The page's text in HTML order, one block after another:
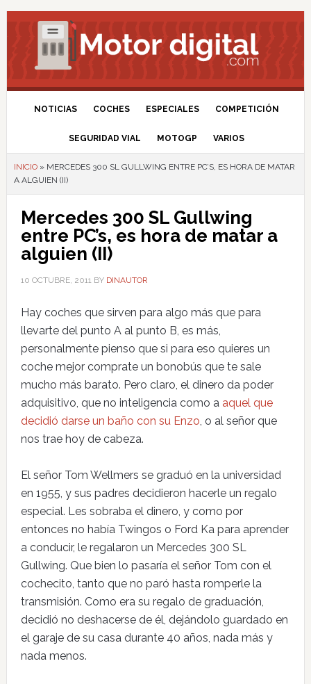
NOTICIAS COCHES ESPECIALES COMPETICIÓN
SEGURIDAD VIAL MOTOGP VARIOS
INICIO» MERCEDES 300 SL GULLWING ENTRE PC’S, ES HORA DE MATAR
A ALGUIEN (II)
Mercedes 300 SL Gullwing
entre PC’s, es hora de matar a
alguien (II)
10 OCTUBRE, 2011BY DINAUTOR
Hay coches que sirven para algo más que para
llevarte del punto A al punto B, es más,
personalmente pienso que si para eso quieres un
coche mejor comprate un bonobús que te sale
mucho más barato. Pero claro, el dinero da poder
adquisitivo, que no inteligencia como a aquel que
decidió darse un baño con su Enzo, o al señor que
nos trae hoy de cabeza.
El señor Tom Wellmers se graduó en la universidad
en 1955, y sus padres decidieron hacerle un regalo
especial. Les sobraba el dinero, y como por
entonces no había Twingos o Ford Ka para aprender
a conducir, le regalaron un Mercedes 300 SL
Gullwing. Que bien lo pasaría el señor Tom con el
cochecito, tanto que no paró hasta romperle la
transmisión. Como era su regalo de graduación,
decidió no deshacerse de él, dejándolo guardado en
el garaje de su casa durante 40 años, nada más y
nada menos.